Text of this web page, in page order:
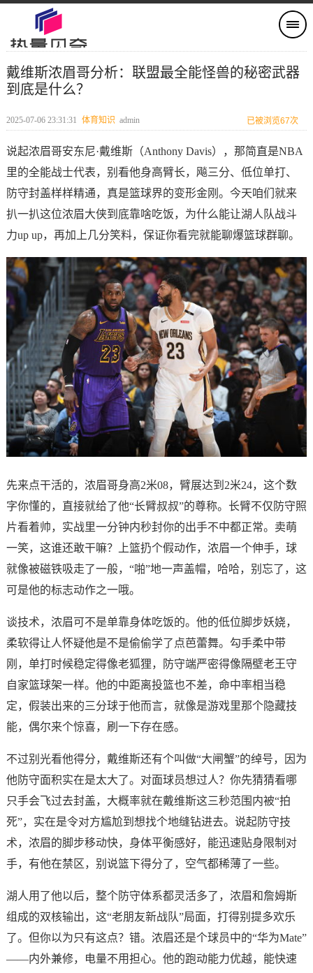
戴维斯浓眉哥分析：联盟最全能怪兽的秘密武器
到底是什么？
2025-07-06 23:31:31 体育知识 admin 已被浏览67次
说起浓眉哥安东尼·戴维斯（Anthony Davis），那简直是NBA
里的全能战士代表，别看他身高臂长，飚三分、低位单打、
防守封盖样样精通，真是篮球界的变形金刚。今天咱们就来
扒一扒这位浓眉大侠到底靠啥吃饭，为什么能让湖人队战斗
力up up，再加上几分笑料，保证你看完就能聊爆篮球群聊。
先来点干活的，浓眉哥身高2米08，臂展达到2米24，这个数
字你懂的，直接就给了他“长臂叔叔”的尊称。长臂不仅防守照
片看着帅，实战里一分钟内秒封你的出手不中都正常。卖萌
一笑，这谁还敢干嘛？上篮扔个假动作，浓眉一个伸手，球
就像被磁铁吸走了一般，“啪”地一声盖帽，哈哈，别忘了，这
可是他的标志动作之一哦。
谈技术，浓眉可不是单靠身体吃饭的。他的低位脚步妖娆，
柔软得让人怀疑他是不是偷偷学了点芭蕾舞。勾手柔中带
刚，单打时候稳定得像老狐狸，防守端严密得像隔壁老王守
自家篮球架一样。他的中距离投篮也不差，命中率相当稳
定，假装出来的三分球于他而言，就像是游戏里那个隐藏技
能，偶尔来个惊喜，刷一下存在感。
不过别光看他得分，戴维斯还有个叫做“大闸蟹”的绰号，因为
他防守面积实在是太大了。对面球员想过人？你先猜猜看哪
只手会飞过去封盖，大概率就在戴维斯这三秒范围内被“拍
死”，实在是令对方尴尬到想找个地缝钻进去。说起防守技
术，浓眉的脚步移动快，身体平衡感好，能迅速贴身限制对
手，有他在禁区，别说篮下得分了，空气都稀薄了一些。
湖人用了他以后，整个防守体系都灵活多了，浓眉和詹姆斯
组成的双核输出，这“老朋友新战队”局面，打得别提多欢乐
了。但你以为只有这点？错。浓眉还是个球员中的“华为Mate”
——内外兼修，电量不用担心。他的跑动能力优越，能快速